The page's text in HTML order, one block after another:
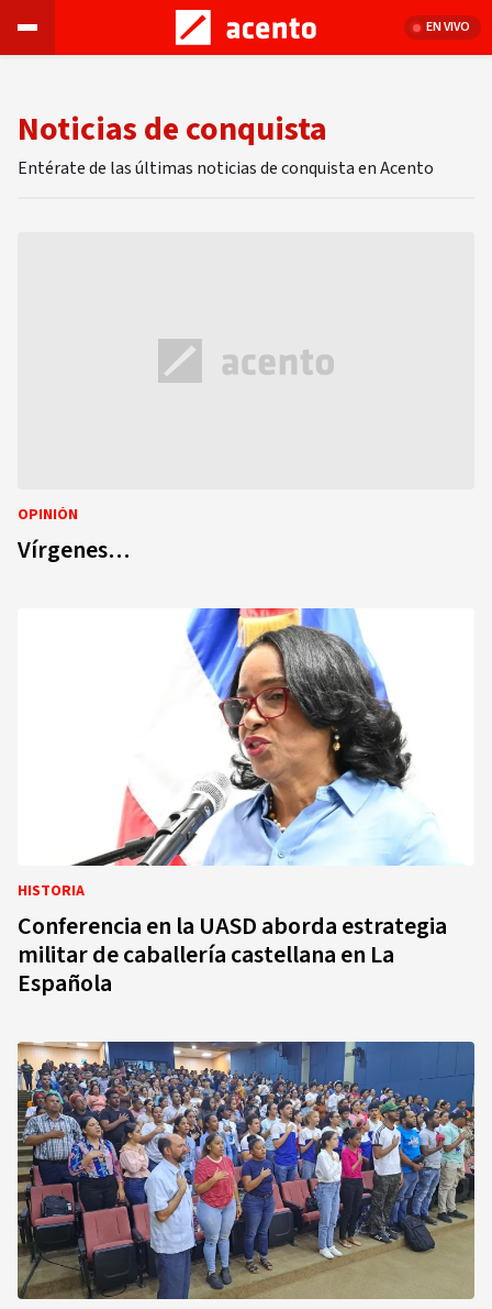
EN VIVO
Noticias de conquista
Entérate de las últimas noticias de conquista en Acento
OPINIÓN
Vírgenes…
HISTORIA
Conferencia en la UASD aborda estrategia
militar de caballería castellana en La
Española